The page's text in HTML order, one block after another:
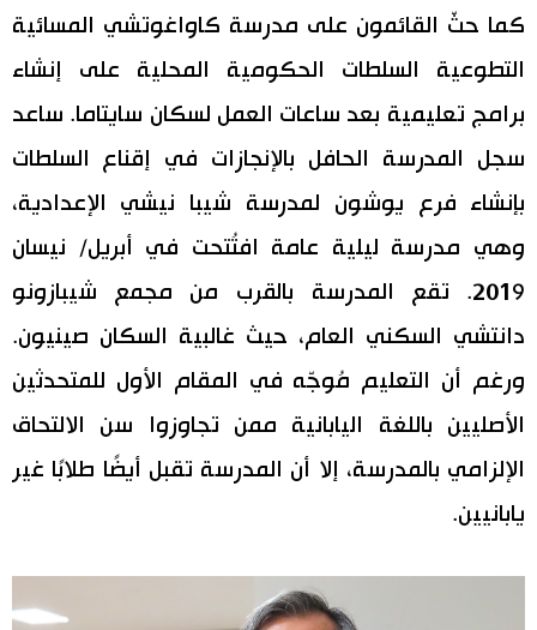
كما حثّ القائمون على مدرسة كاواغوتشي المسائية
التطوعية السلطات الحكومية المحلية على إنشاء
برامج تعليمية بعد ساعات العمل لسكان سايتاما. ساعد
سجل المدرسة الحافل بالإنجازات في إقناع السلطات
بإنشاء فرع يوشون لمدرسة شيبا نيشي الإعدادية،
وهي مدرسة ليلية عامة افتُتحت في أبريل/ نيسان
2019. تقع المدرسة بالقرب من مجمع شيبازونو
دانتشي السكني العام، حيث غالبية السكان صينيون.
ورغم أن التعليم مُوجّه في المقام الأول للمتحدثين
الأصليين باللغة اليابانية ممن تجاوزوا سن الالتحاق
الإلزامي بالمدرسة، إلا أن المدرسة تقبل أيضًا طلابًا غير
يابانيين.